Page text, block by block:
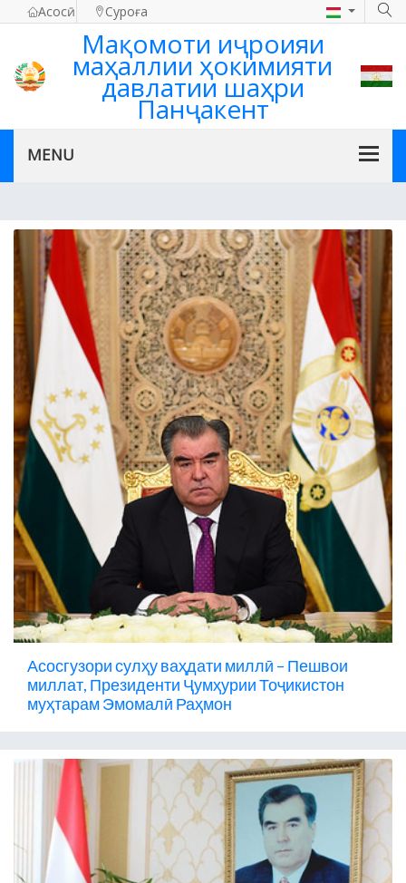
Асосӣ Суроға
Мақомоти иҷроияи
маҳаллии ҳокимияти
давлатии шаҳри
Панҷакент
Асосгузори сулҳу ваҳдати миллӣ – Пешвои
миллат, Президенти Ҷумҳурии Тоҷикистон
муҳтарам Эмомалӣ Раҳмон